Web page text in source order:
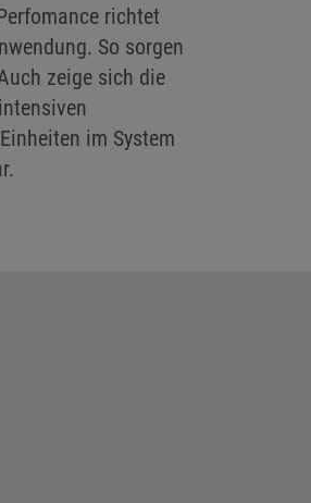
richtet
So sorgen
zeige sich die
im System